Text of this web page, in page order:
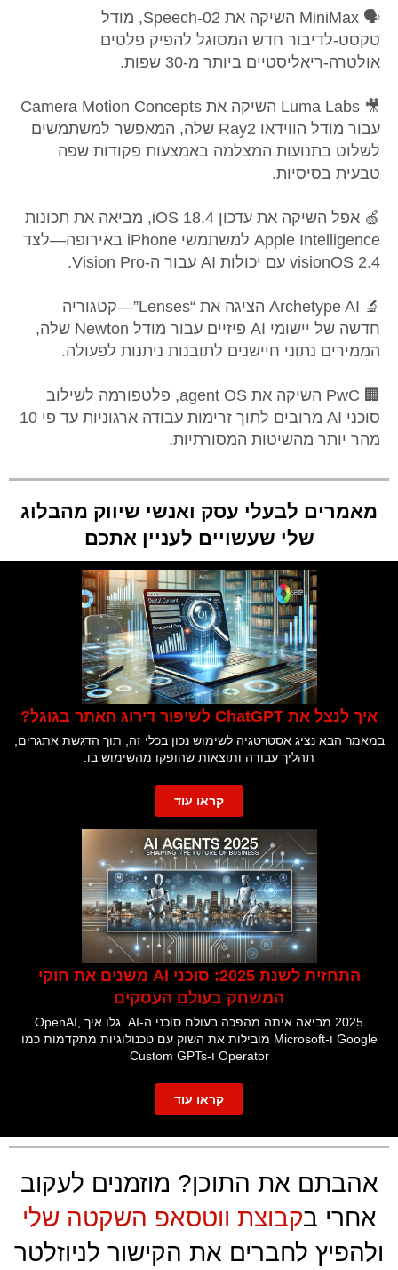
🗣️ MiniMax השיקה את Speech-02, מודל
טקסט-לדיבור חדש המסוגל להפיק פלטים
אולטרה-ריאליסטיים ביותר מ-30 שפות.
🎥 Luma Labs השיקה את Camera Motion Concepts
עבור מודל הווידאו Ray2 שלה, המאפשר למשתמשים
לשלוט בתנועות המצלמה באמצעות פקודות שפה
טבעית בסיסיות.
🍏 אפל השיקה את עדכון iOS 18.4, מביאה את תכונות
Apple Intelligence למשתמשי iPhone באירופה—לצד
visionOS 2.4 עם יכולות AI עבור ה-Vision Pro.
🔬 Archetype AI הציגה את “Lenses”—קטגוריה
חדשה של יישומי AI פיזיים עבור מודל Newton שלה,
הממירים נתוני חיישנים לתובנות ניתנות לפעולה.
🏢 PwC השיקה את agent OS, פלטפורמה לשילוב
סוכני AI מרובים לתוך זרימות עבודה ארגוניות עד פי 10
מהר יותר מהשיטות המסורתיות.
מאמרים לבעלי עסק ואנשי שיווק מהבלוג
שלי שעשויים לעניין אתכם
איך לנצל את ChatGPT לשיפור דירוג האתר בגוגל?
במאמר הבא נציג אסטרטגיה לשימוש נכון בכלי זה, תוך הדגשת אתגרים,
תהליך עבודה ותוצאות שהופקו מהשימוש בו.
קראו עוד
התחזית לשנת 2025: סוכני AI משנים את חוקי
המשחק בעולם העסקים
2025 מביאה איתה מהפכה בעולם סוכני ה-AI. גלו איך OpenAI,
Google ו-Microsoft מובילות את השוק עם טכנולוגיות מתקדמות כמו
Operator ו-Custom GPTs
קראו עוד
אהבתם את התוכן? מוזמנים לעקוב
אחרי בקבוצת ווטסאפ השקטה שלי
ולהפיץ לחברים את הקישור לניוזלטר